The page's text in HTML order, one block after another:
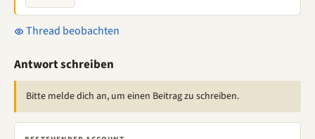
Thread beobachten
Antwort schreiben
Bitte melde dich an, um einen Beitrag zu schreiben.